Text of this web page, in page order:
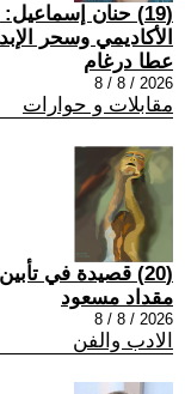
(19) حنان
الأكاديمي وسحر
عطا درغام
2026 / 8 / 8
مقابلات و حوارات
(20) قصيدة في تأبين الأديب محمد عبد حسن
مقداد مسعود
2026 / 8 / 8
الادب والفن